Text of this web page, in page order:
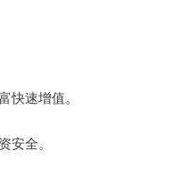
速增值。
全。